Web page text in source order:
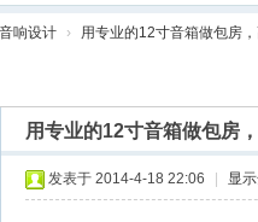
音响设计 › 用专业的12寸音箱做包房
用专业的12寸音箱做包房
发表于 2014-4-18 22:06 显